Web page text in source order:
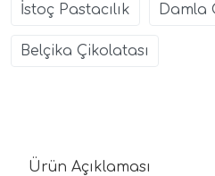
İstoç Pastacılık Damla
Belçika Çikolatası
Ürün Açıklaması